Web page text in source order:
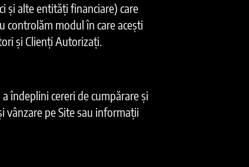
și alte entități financiare) care
controlăm modul în care acești
și Clienți Autorizați.
îndeplini cereri de cumpărare și
vânzare pe Site sau informații